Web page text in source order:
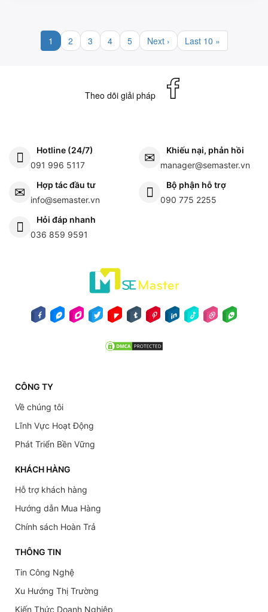
1 2 3 4 5 Next › Last 10 »
Theo dõi giải pháp
Hotline (24/7)
091 996 5117
Khiếu nại, phản hồi
manager@semaster.vn
Hợp tác đầu tư
info@semaster.vn
Bộ phận hỗ trợ
090 775 2255
Hỏi đáp nhanh
036 859 9591
CÔNG TY
Về chúng tôi
Lĩnh Vực Hoạt Động
Phát Triển Bền Vững
KHÁCH HÀNG
Hỗ trợ khách hàng
Hướng dẫn Mua Hàng
Chính sách Hoàn Trả
THÔNG TIN
Tin Công Nghệ
Xu Hướng Thị Trường
Kiến Thức Doanh Nghiệp